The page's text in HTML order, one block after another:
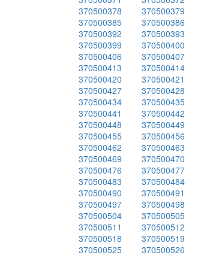
370500378
370500379
370500385
370500386
370500392
370500393
370500399
370500400
370500406
370500407
370500413
370500414
370500420
370500421
370500427
370500428
370500434
370500435
370500441
370500442
370500448
370500449
370500455
370500456
370500462
370500463
370500469
370500470
370500476
370500477
370500483
370500484
370500490
370500491
370500497
370500498
370500504
370500505
370500511
370500512
370500518
370500519
370500525
370500526